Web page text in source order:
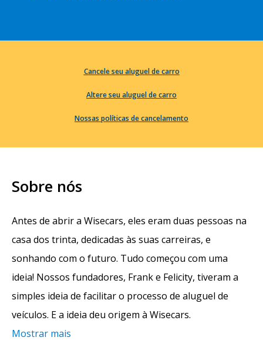
Cancele seu aluguel de carro
Altere seu aluguel de carro
Nossas políticas de cancelamento
Sobre nós
Antes de abrir a Wisecars, eles eram duas pessoas na
casa dos trinta, dedicadas às suas carreiras, e
sonhando com o futuro. Tudo começou com uma
ideia! Nossos fundadores, Frank e Felicity, tiveram a
simples ideia de facilitar o processo de aluguel de
veículos. E a ideia deu origem à Wisecars.
Mostrar mais